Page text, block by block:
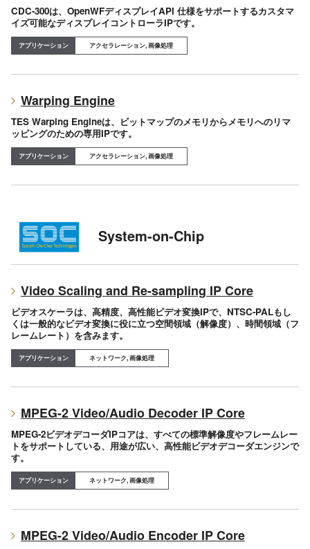
CDC-300は、OpenWFディスプレイAPI 仕様をサポートするカスタマ
イズ可能なディスプレイコントローラIPです。
アクセラレーション, 画像処理
Warping Engine
TES Warping Engineは、ビットマップのメモリからメモリへのリマ
ッピングのための専用IPです。
アクセラレーション, 画像処理
System-on-Chip
Video Scaling and Re-sampling IP Core
ビデオスケーラは、高精度、高性能ビデオ変換IPで、NTSC-PALもし
くは一般的なビデオ変換に役に立つ空間領域（解像度）、時間領域（フ
レームレート）を含みます。
ネットワーク, 画像処理
MPEG-2 Video/Audio Decoder IP Core
MPEG-2ビデオデコーダIPコアは、すべての標準解像度やフレームレー
トをサポートしている、用途が広い、高性能ビデオデコーダエンジンで
す。
ネットワーク, 画像処理
MPEG-2 Video/Audio Encoder IP Core